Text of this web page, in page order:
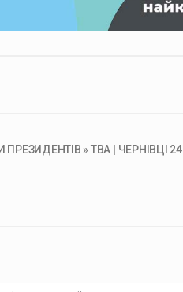
» ТВА | ЧЕРНІВЦІ 24